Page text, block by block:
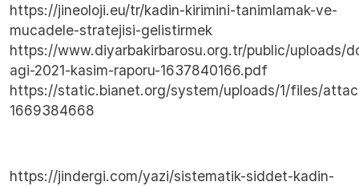
https://jineoloji.eu/tr/kadin-kirimini-tanimlamak-ve-
mucadele-stratejisi-gelistirmek
https://www.diyarbakirbarosu.org.tr/public/uploads/
agi-2021-kasim-raporu-1637840166.pdf
https://static.bianet.org/system/uploads/1/files/
1669384668
https://jindergi.com/yazi/sistematik-siddet-kadin-